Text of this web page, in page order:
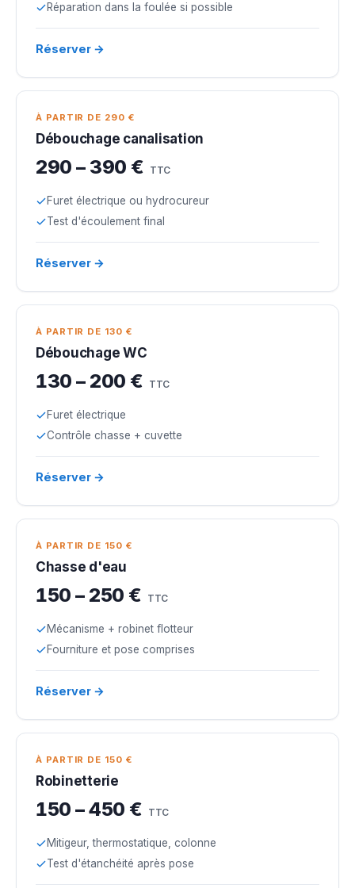
Réparation dans la foulée si possible
Réserver →
À PARTIR DE 290 €
Débouchage canalisation
290 – 390 € TTC
Furet électrique ou hydrocureur
Test d'écoulement final
Réserver →
À PARTIR DE 130 €
Débouchage WC
130 – 200 € TTC
Furet électrique
Contrôle chasse + cuvette
Réserver →
À PARTIR DE 150 €
Chasse d'eau
150 – 250 € TTC
Mécanisme + robinet flotteur
Fourniture et pose comprises
Réserver →
À PARTIR DE 150 €
Robinetterie
150 – 450 € TTC
Mitigeur, thermostatique, colonne
Test d'étanchéité après pose